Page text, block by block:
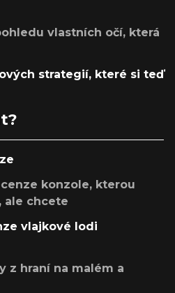
vlastních očí, která
strategií, které si teď
konzole, kterou
ale chcete
vlajkové lodi
z hraní na malém a